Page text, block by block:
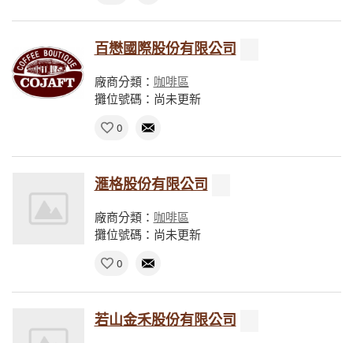
百懋國際股份有限公司
廠商分類： 咖啡區
攤位號碼：尚未更新
0
滙格股份有限公司
廠商分類： 咖啡區
攤位號碼：尚未更新
0
若山金禾股份有限公司